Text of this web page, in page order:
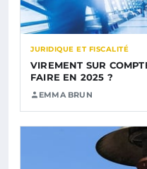
JURIDIQUE ET FISCALITÉ
VIREMENT SUR
FAIRE EN 2025 ?
EMMA BRUN